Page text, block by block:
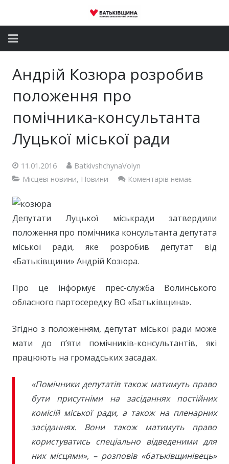
Депутатський корпус
Контакти
Андрій Козюра розробив
положення про
помічника-консультанта
Луцької міської ради
11.01.2016
BatkivshchynaVolyn
Місцеві новини, Новини Коментарів немає
Депутати Луцької міськради затвердили
положення про помічника консультанта депутата
міської ради, яке розробив депутат від
«Батьківщини» Андрій Козюра.
Про це інформує прес-служба Волинського
обласного партосередку ВО «Батьківщина».
Згідно з положенням, депутат міської ради може
мати до п’яти помічників-консультантів, які
працюють на громадських засадах.
«Помічники депутатів також матимуть право
бути присутніми на засіданнях постійних
комісій міської ради, а також на пленарних
засіданнях. Вони також матимуть право
користуватись спеціально відведеними для
них місцями», – розповів «батьківщинівець»